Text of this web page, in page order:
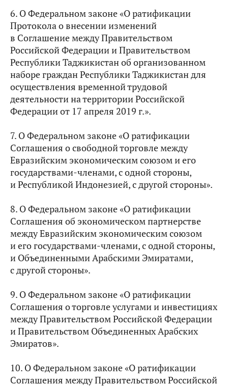
6. О Федеральном законе «О ратификации
Протокола о внесении изменений
в Соглашение между Правительством
Российской Федерации и Правительством
Республики Таджикистан об организованном
наборе граждан Республики Таджикистан для
осуществления временной трудовой
деятельности на территории Российской
Федерации от 17 апреля 2019 г.».
7. О Федеральном законе «О ратификации
Соглашения о свободной торговле между
Евразийским экономическим союзом и его
государствами-членами, с одной стороны,
и Республикой Индонезией, с другой стороны».
8. О Федеральном законе «О ратификации
Соглашения об экономическом партнерстве
между Евразийским экономическим союзом
и его государствами-членами, с одной стороны,
и Объединенными Арабскими Эмиратами,
с другой стороны».
9. О Федеральном законе «О ратификации
Соглашения о торговле услугами и инвестициях
между Правительством Российской Федерации
и Правительством Объединенных Арабских
Эмиратов».
10. О Федеральном законе «О ратификации
Соглашения между Правительством Российской